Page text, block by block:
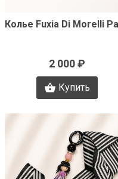
Быстрый просмотр
2 000 ₽
Купить